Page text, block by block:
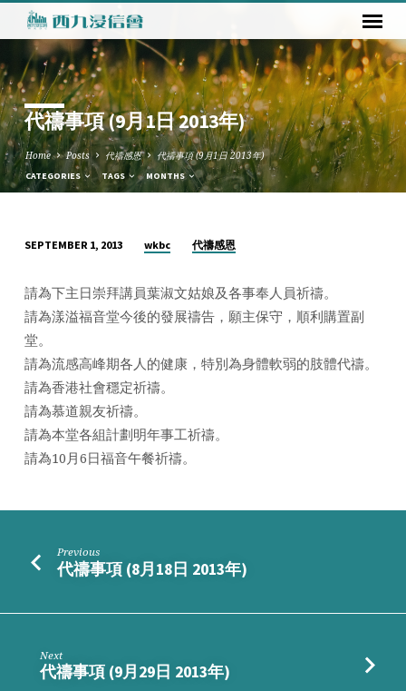
代禱事項 (9月1日 2013年)
Home Posts 代禱感恩 代禱事項 (9月1日 2013年)
CATEGORIES TAGS MONTHS
禱
事
項
(9
月
1
日
2013
年)
SEPTEMBER 1, 2013 wkbc 代禱感恩
請為下主日崇拜講員葉淑文姑娘及各事奉人員祈禱。
請為漾溢福音堂今後的發展禱告，願主保守，順利購置副
堂。
請為流感高峰期各人的健康，特別為身體軟弱的肢體代禱。
請為香港社會穩定祈禱。
請為慕道親友祈禱。
請為本堂各組計劃明年事工祈禱。
請為10月6日福音午餐祈禱。
Previous
代禱事項 (8月18日 2013年)
Next
代禱事項 (9月29日 2013年)